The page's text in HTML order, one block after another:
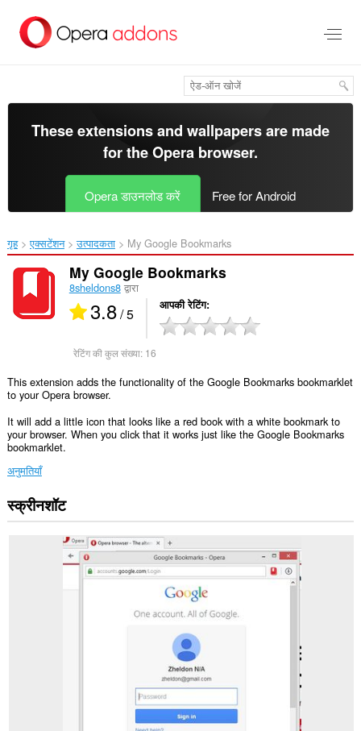
सामग्री
These extensions and wallpapers are made
for theOpera browser.
Opera डाउनलोड करें Free for Android
गृह एक्सटेंशन उत्पादकता My Google Bookmarks‎
My Google Bookmarks
8sheldons8द्वारा
3.8/ 5 आपकी रेटिंग
रेटिंग की कुल संख्या: 16
This extension adds the functionality of the Google Bookmarks bookmarklet
to your Opera browser.
It will add a little icon that looks like a red book with a white bookmark to
your browser. When you click that it works just like the Google Bookmarks
bookmarklet.
अनुमतियाँ
यह
एक्सटेंशन
स्क्रीनशॉट